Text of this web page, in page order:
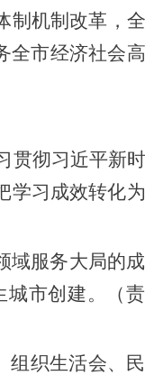
制机制改革 ，
全市经济社会
贯彻习近平新
学习成效转化
域服务大局的
市创建。
（
组织生活会、